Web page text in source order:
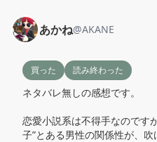
あかね@AKANE
買った 読み終わった
ネタバレ無しの感想です。
恋愛小説系は不得手なのです
子”とある男性の関係性が、